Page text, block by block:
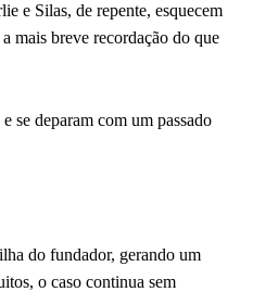
e Silas, de repente, esquecem
mais breve recordação do que
se deparam com um passado
do fundador, gerando um
o caso continua sem